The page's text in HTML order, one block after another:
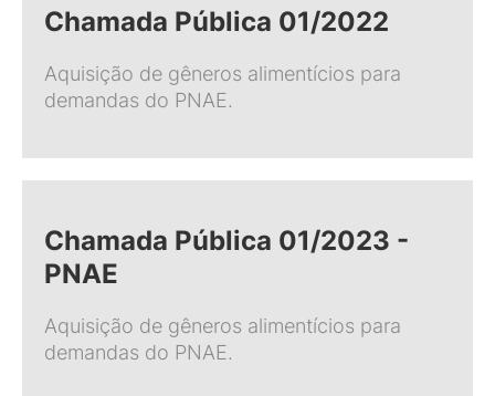
Chamada Pública 01/2022
Aquisição de gêneros alimentícios para
demandas do PNAE.
Chamada Pública 01/2023 -
PNAE
Aquisição de gêneros alimentícios para
demandas do PNAE.